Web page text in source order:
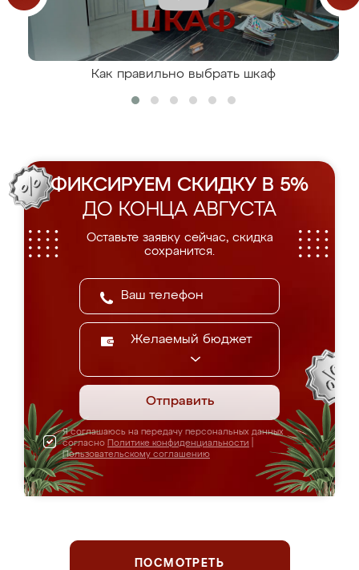
Как правильно выбрать шкаф
ФИКСИРУЕМ СКИДКУ В 5%
ДО КОНЦА АВГУСТА
Оставьте заявку сейчас, скидка
сохранится.
Желаемый бюджет
Отправить
Я соглашаюсь на передачу персональных данных
согласно Политике конфиденциальности
Пользовательскому соглашению
ПОСМОТРЕТЬ